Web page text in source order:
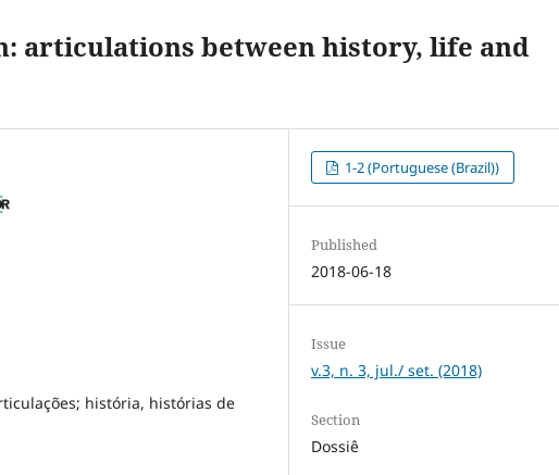
articulations between history, life and
história, histórias de
1-2 (Portuguese (Brazil))
Published
2018-06-18
Issue
v.3, n. 3, jul./ set. (2018)
Section
Dossiê